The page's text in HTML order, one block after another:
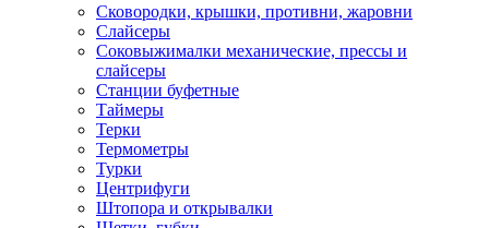
Сковородки, крышки, противни, жаровни
Слайсеры
Соковыжималки механические, прессы и
слайсеры
Станции буфетные
Таймеры
Терки
Термометры
Турки
Центрифуги
Штопора и открывалки